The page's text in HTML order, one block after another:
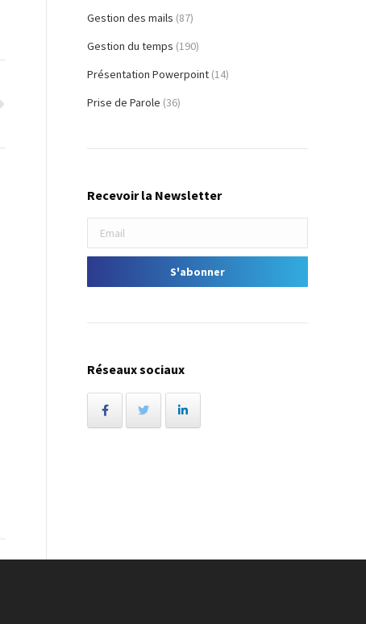
Gestion des mails (87)
Gestion du temps (190)
Présentation Powerpoint (14)
Prise de Parole (36)
Recevoir la Newsletter
Réseaux sociaux